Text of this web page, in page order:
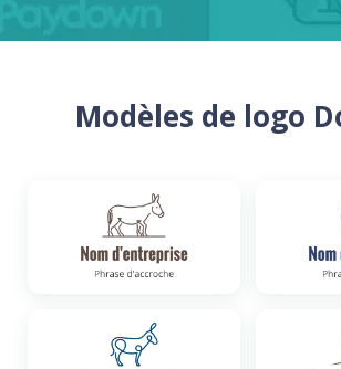
Modèles de logo